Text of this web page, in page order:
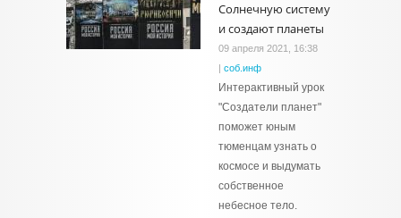
Солнечную систему
и создают планеты
09 апреля 2021, 16:38
| соб.инф
Интерактивный урок
"Создатели планет"
поможет юным
тюменцам узнать о
космосе и выдумать
собственное
небесное тело.